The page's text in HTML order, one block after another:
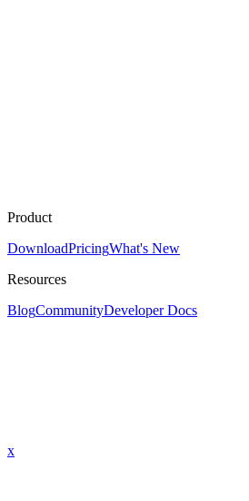
Product
DownloadPricingWhat's New
Resources
BlogCommunityDeveloper Docs
x